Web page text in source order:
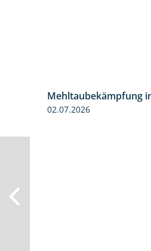
Mehltaubekämpfung
02.07.2026